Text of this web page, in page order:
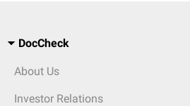
DocCheck
About Us
Investor Relations